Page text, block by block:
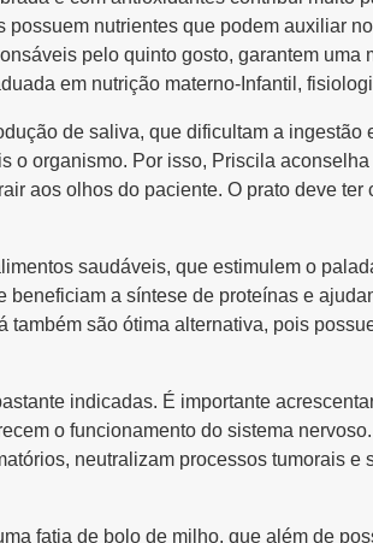
nutrientes que podem auxiliar
pelo quinto gosto, garantem uma
em nutrição materno-Infantil,
de saliva, que dificultam a
o organismo. Por isso, Priscila
aos olhos do paciente. O prato deve ter
saudáveis, que estimulem o
beneficiam a síntese de proteínas e
também são ótima alternativa, pois
indicadas. É importante
o funcionamento do sistema
neutralizam processos tumorais e
fatia de bolo de milho, que além de